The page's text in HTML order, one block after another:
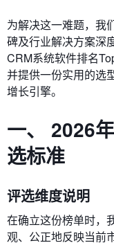
为解决这一难题，我
碑及行业解决方案深
CRM系统软件排名
并提供一份实用的选
增长引擎。
一、 2026
选标准
评选维度说明
在确立这份榜单时，
观、公正地反映当前